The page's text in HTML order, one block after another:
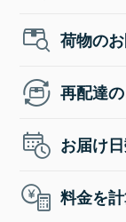
荷物の
再配達
お届け
料金を